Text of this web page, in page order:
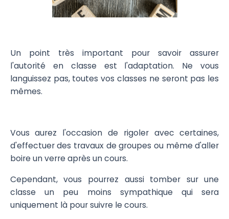
Un point très important pour savoir assurer
l'autorité en classe est l'adaptation. Ne vous
languissez pas, toutes vos classes ne seront pas les
mêmes.
Vous aurez l'occasion de rigoler avec certaines,
d'effectuer des travaux de groupes ou même d'aller
boire un verre après un cours.
Cependant, vous pourrez aussi tomber sur une
classe un peu moins sympathique qui sera
uniquement là pour suivre le cours.